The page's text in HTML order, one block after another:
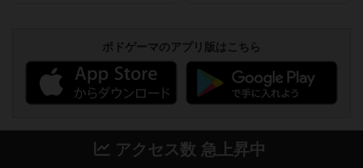
ボドゲーマのアプリ版はこちら
アクセス数 急上昇中